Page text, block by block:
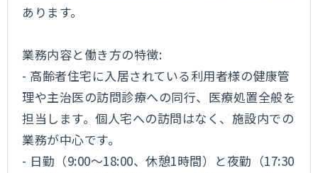
あります。
業務内容と働き方の特徴:
- 高齢者住宅に入居されている利用者様の健康管
理や主治医の訪問診療への同行、医療処置全般を
担当します。個人宅への訪問はなく、施設内での
業務が中心です。
- 日勤（9:00～18:00、休憩1時間）と夜勤（17:30